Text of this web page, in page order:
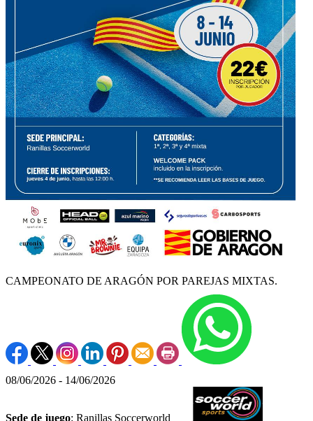
CAMPEONATO DE ARAGÓN POR PAREJAS MIXTAS.
08/06/2026 - 14/06/2026
Sede de juego: Ranillas Soccerworld